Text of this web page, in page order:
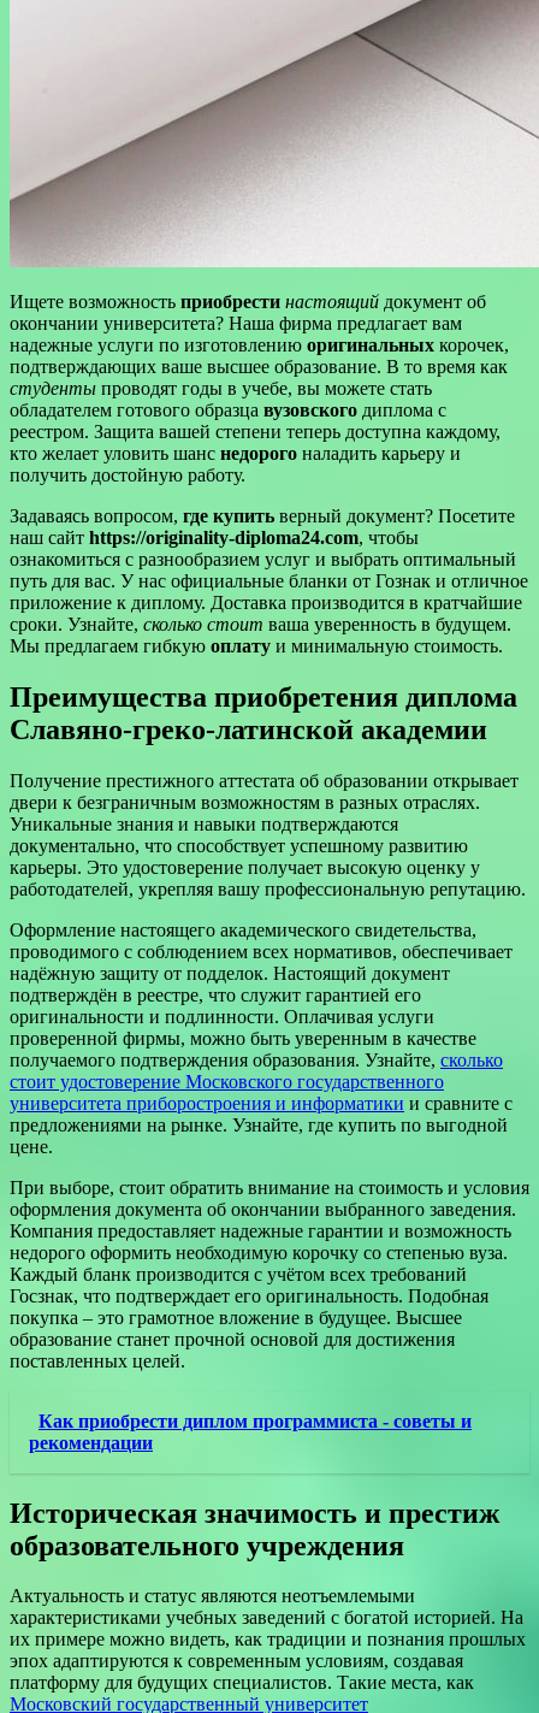
Ищете возможность приобрести настоящий документ об
окончании университета? Наша фирма предлагает вам
надежные услуги по изготовлению оригинальных корочек,
подтверждающих ваше высшее образование. В то время как
студенты проводят годы в учебе, вы можете стать
обладателем готового образца вузовского диплома с
реестром. Защита вашей степени теперь доступна каждому,
кто желает уловить шанс недорого наладить карьеру и
получить достойную работу.
Задаваясь вопросом, где купить верный документ? Посетите
наш сайт https://originality-diploma24.com, чтобы
ознакомиться с разнообразием услуг и выбрать оптимальный
путь для вас. У нас официальные бланки от Гознак и отличное
приложение к диплому. Доставка производится в кратчайшие
сроки. Узнайте, сколько стоит ваша уверенность в будущем.
Мы предлагаем гибкую оплату и минимальную стоимость.
Преимущества приобретения диплома
Славяно-греко-латинской академии
Получение престижного аттестата об образовании открывает
двери к безграничным возможностям в разных отраслях.
Уникальные знания и навыки подтверждаются
документально, что способствует успешному развитию
карьеры. Это удостоверение получает высокую оценку у
работодателей, укрепляя вашу профессиональную репутацию.
Оформление настоящего академического свидетельства,
проводимого с соблюдением всех нормативов, обеспечивает
надёжную защиту от подделок. Настоящий документ
подтверждён в реестре, что служит гарантией его
оригинальности и подлинности. Оплачивая услуги
проверенной фирмы, можно быть уверенным в качестве
получаемого подтверждения образования. Узнайте, сколько
стоит удостоверение Московского государственного
университета приборостроения и информатики и сравните с
предложениями на рынке. Узнайте, где купить по выгодной
цене.
При выборе, стоит обратить внимание на стоимость и условия
оформления документа об окончании выбранного заведения.
Компания предоставляет надежные гарантии и возможность
недорого оформить необходимую корочку со степенью вуза.
Каждый бланк производится с учётом всех требований
Госзнак, что подтверждает его оригинальность. Подобная
покупка – это грамотное вложение в будущее. Высшее
образование станет прочной основой для достижения
поставленных целей.
Как приобрести диплом программиста - советы и
рекомендации
Историческая значимость и престиж
образовательного учреждения
Актуальность и статус являются неотъемлемыми
характеристиками учебных заведений с богатой историей. На
их примере можно видеть, как традиции и познания прошлых
эпох адаптируются к современным условиям, создавая
платформу для будущих специалистов. Такие места, как
Московский государственный университет